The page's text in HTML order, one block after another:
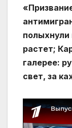
полыхнули
растет;
галерее:
свет, за